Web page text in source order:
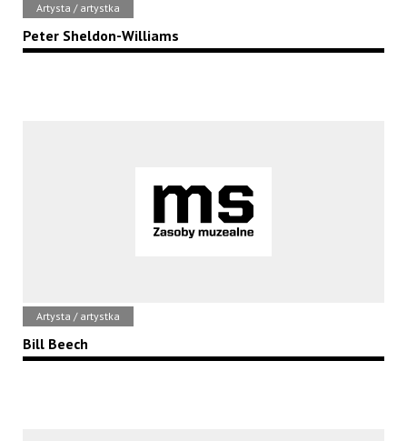
Artysta / artystka
Peter Sheldon-Williams
Artysta / artystka
Bill Beech